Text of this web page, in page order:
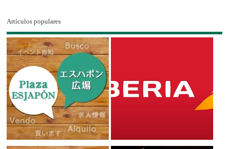
Artículos populares